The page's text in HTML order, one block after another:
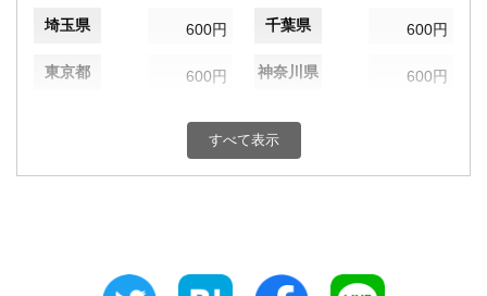
埼玉県 600円 千葉県 600円
東京都 600円 神奈川県 600円
600円 富山県
すべて表示